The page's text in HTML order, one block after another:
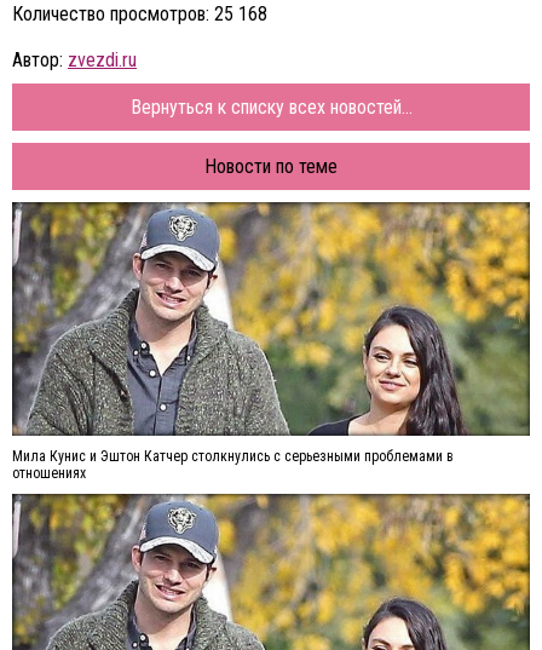
Количество просмотров: 25 168
Автор: zvezdi.ru
Вернуться к списку всех новостей...
Новости по теме
Мила Кунис и Эштон Катчер столкнулись с серьезными проблемами в
отношениях